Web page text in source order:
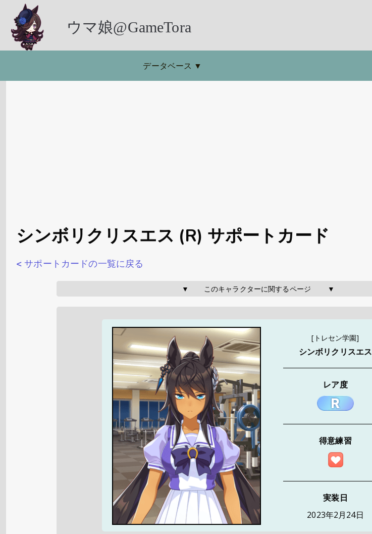
ウマ娘@GameTora
データベース ▼
シンボリクリスエス (R) サポートカード
< サポートカードの一覧に戻る
▼       このキャラクターに関するページ        ▼
[トレセン学園]
シンボリクリスエス
レア度
得意練習
実装日
2023年2月24日